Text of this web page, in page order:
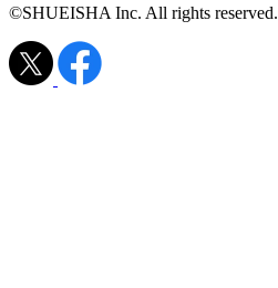
©SHUEISHA Inc. All rights reserved.